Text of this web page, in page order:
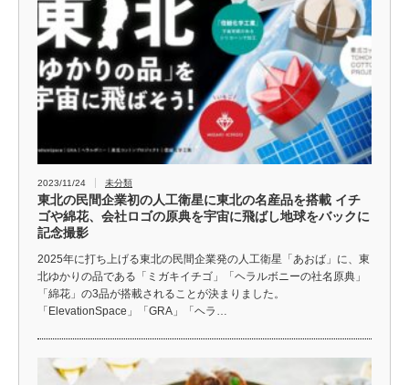
2023/11/24 未分類
東北の民間企業初の人工衛星に東北の名産品を搭載 イチ
ゴや綿花、会社ロゴの原典を宇宙に飛ばし地球をバックに
記念撮影
2025年に打ち上げる東北の民間企業発の人工衛星「あおば」に、東
北ゆかりの品である「ミガキイチゴ」「ヘラルボニーの社名原典」
「綿花」の3品が搭載されることが決まりました。
「ElevationSpace」「GRA」「ヘラ…